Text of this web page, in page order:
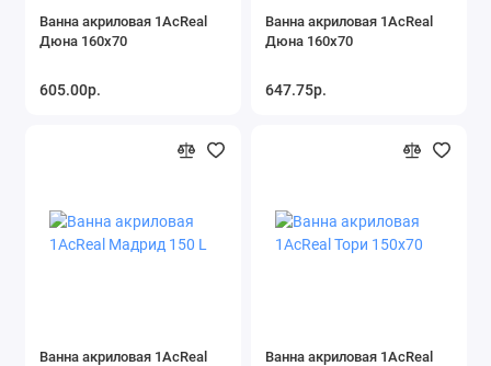
Ванна акриловая 1AcReal
Дюна 160х70
605.00р.
Ванна акриловая 1AcReal
Дюна 160х70
647.75р.
Ванна акриловая 1AcReal
Ванна акриловая 1AcReal